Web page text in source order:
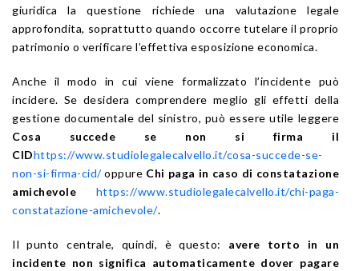
giuridica la questione richiede una valutazione legale
approfondita, soprattutto quando occorre tutelare il proprio
patrimonio o verificare l’effettiva esposizione economica.
Anche il modo in cui viene formalizzato l’incidente può
incidere. Se desidera comprendere meglio gli effetti della
gestione documentale del sinistro, può essere utile leggere
Cosa succede se non si firma il
CIDhttps://www.studiolegalecalvello.it/cosa-succede-se-
non-si-firma-cid/oppure Chi paga in caso di constatazione
amichevole
https://www.studiolegalecalvello.it/chi-paga-
constatazione-amichevole/.
Il punto centrale, quindi, è questo: avere torto in un
incidente non significa automaticamente dover pagare